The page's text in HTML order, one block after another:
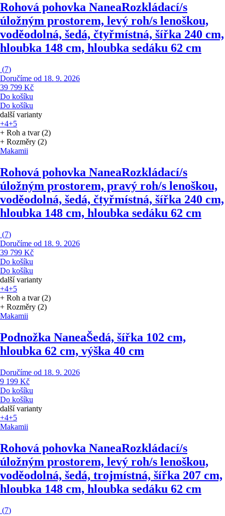
Rohová pohovka NaneaRozkládací/s
úložným prostorem, levý roh/s lenoškou,
voděodolná, šedá, čtyřmístná, šířka 240 cm,
hloubka 148 cm, hloubka sedáku 62 cm
(7)
Doručíme od 18. 9. 2026
39 799 Kč
Do košíku
Do košíku
další varianty
+4+5
+ Roh a tvar (2)
+ Rozměry (2)
Makamii
Rohová pohovka NaneaRozkládací/s
úložným prostorem, pravý roh/s lenoškou,
voděodolná, šedá, čtyřmístná, šířka 240 cm,
hloubka 148 cm, hloubka sedáku 62 cm
(7)
Doručíme od 18. 9. 2026
39 799 Kč
Do košíku
Do košíku
další varianty
+4+5
+ Roh a tvar (2)
+ Rozměry (2)
Makamii
Podnožka NaneaŠedá, šířka 102 cm,
hloubka 62 cm, výška 40 cm
Doručíme od 18. 9. 2026
9 199 Kč
Do košíku
Do košíku
další varianty
+4+5
Makamii
Rohová pohovka NaneaRozkládací/s
úložným prostorem, levý roh/s lenoškou,
voděodolná, šedá, trojmístná, šířka 207 cm,
hloubka 148 cm, hloubka sedáku 62 cm
(7)